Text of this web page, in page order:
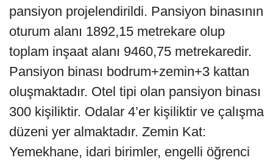
pansiyon projelendirildi. Pansiyon binasının
oturum alanı 1892,15 metrekare olup
toplam inşaat alanı 9460,75 metrekaredir.
Pansiyon binası bodrum+zemin+3 kattan
oluşmaktadır. Otel tipi olan pansiyon binası
300 kişiliktir. Odalar 4’er kişiliktir ve çalışma
düzeni yer almaktadır. Zemin Kat:
Yemekhane, idari birimler, engelli öğrenci